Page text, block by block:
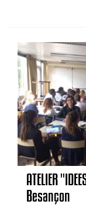
ATELIER
Besançon